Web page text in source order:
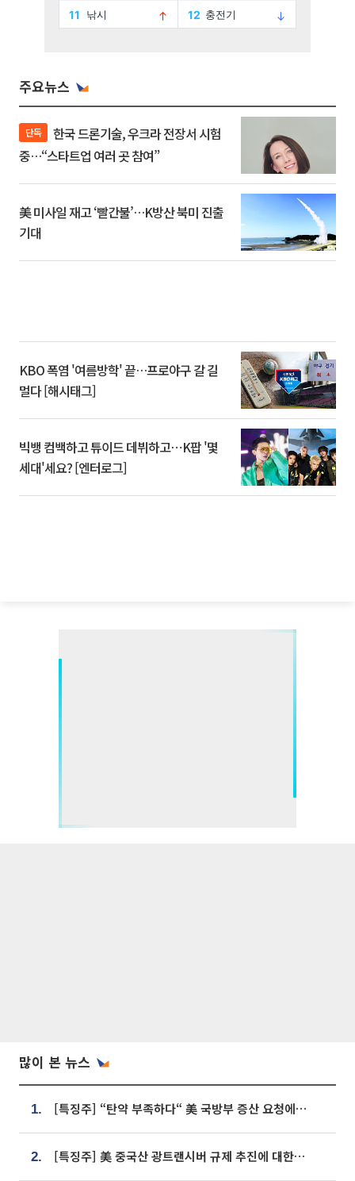
주요뉴스
단독
중…“스타트업 여러 곳 참여”
美 미사일 재고 ‘빨간불’…K방산 북미 진출
기대
KBO 폭염 '여름방학' 끝…프로야구 갈 길
멀다 [해시태그]
빅뱅 컴백하고 튜이드 데뷔하고⋯K팝 '몇
세대'세요? [엔터로그]
많이 본 뉴스
1. [특징주] “탄약 부족하다“ 美 국방부 증산 요청에⋯국내 방산주 급등세
2. [특징주] 美 중국산 광트랜시버 규제 추진에 대한광통신 등 광통신株 강세